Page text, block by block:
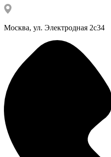
Москва, ул. Электродная 2с34